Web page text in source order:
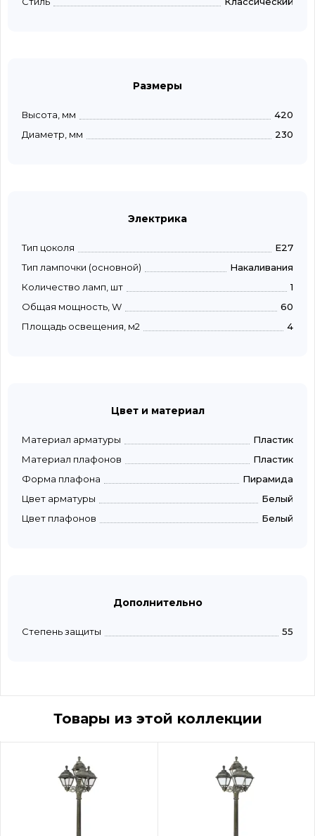
Размеры
Высота, мм
420
Диаметр, мм
230
Электрика
Тип цоколя
E27
Тип лампочки (основной)
Накаливания
Количество ламп, шт
1
Общая мощность, W
60
Площадь освещения, м2
4
Цвет и материал
Материал арматуры
Пластик
Материал плафонов
Пластик
Форма плафона
Пирамида
Цвет арматуры
Белый
Цвет плафонов
Белый
Дополнительно
Степень защиты 55
Товары из этой коллекции